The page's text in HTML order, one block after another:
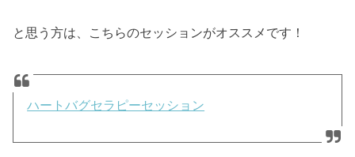
と思う方は、こちらのセッションがオススメです！
ハートバグセラピーセッション